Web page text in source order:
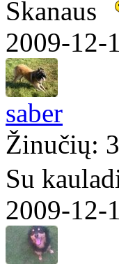
Skanaus
2009-12-
saber
Žinučių:
Su
2009-12-